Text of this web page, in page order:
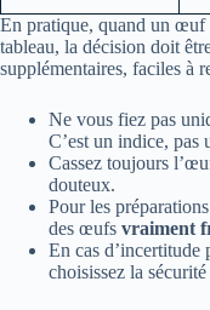
En pratique, quand un œuf
tableau, la décision doit
supplémentaires, faciles à
Ne vous fiez pas
C’est un indice, pas
Cassez toujours
douteux.
Pour les
des œufs vraiment
En cas d’incertitude
choisissez la sécurité